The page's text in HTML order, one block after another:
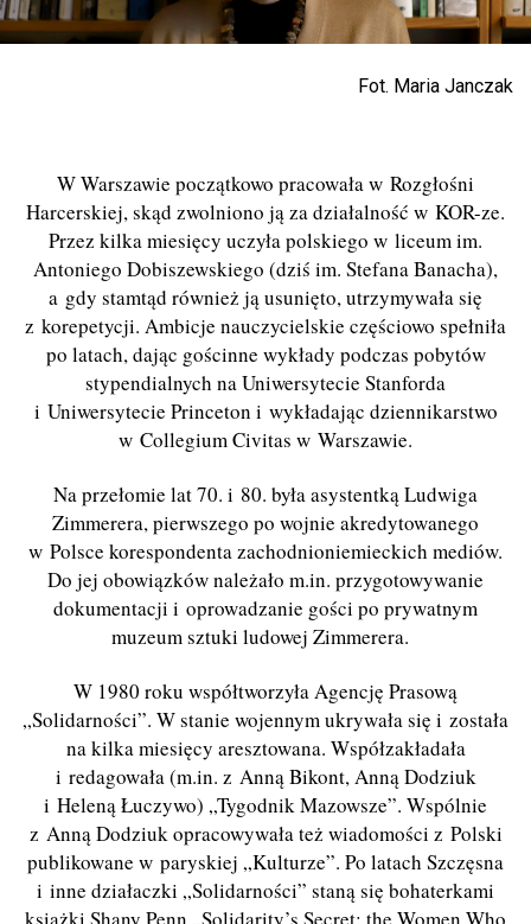
Fot. Maria Janczak
W Warszawie początkowo pracowała w Rozgłośni
Harcerskiej, skąd zwolniono ją za działalność w KOR-ze.
Przez kilka miesięcy uczyła polskiego w liceum im.
Antoniego Dobiszewskiego (dziś im. Stefana Banacha),
a gdy stamtąd również ją usunięto, utrzymywała się
z korepetycji. Ambicje nauczycielskie częściowo spełniła
po latach, dając gościnne wykłady podczas pobytów
stypendialnych na Uniwersytecie Stanforda
i Uniwersytecie Princeton i wykładając dziennikarstwo
w Collegium Civitas w Warszawie.
Na przełomie lat 70. i 80. była asystentką Ludwiga
Zimmerera, pierwszego po wojnie akredytowanego
w Polsce korespondenta zachodnioniemieckich mediów.
Do jej obowiązków należało m.in. przygotowywanie
dokumentacji i oprowadzanie gości po prywatnym
muzeum sztuki ludowej Zimmerera.
W 1980 roku współtworzyła Agencję Prasową
„Solidarności”. W stanie wojennym ukrywała się i została
na kilka miesięcy aresztowana. Współzakładała
i redagowała (m.in. z Anną Bikont, Anną Dodziuk
i Heleną Łuczywo) „Tygodnik Mazowsze”. Wspólnie
z Anną Dodziuk opracowywała też wiadomości z Polski
publikowane w paryskiej „Kulturze”. Po latach Szczęsna
i inne działaczki „Solidarności” staną się bohaterkami
książki Shany Penn „Solidarity’s Secret: the Women Who